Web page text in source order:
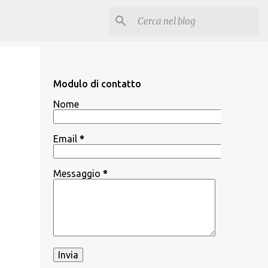
Modulo di contatto
Nome
Email *
Messaggio *